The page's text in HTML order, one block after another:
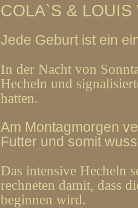
COLA`S &
Jede Geburt ist ein
In der Nacht von
Hecheln und
hatten.
Am Montagmorgen
Futter und somit
Das intensive Hecheln
rechneten damit, dass
beginnen wird.